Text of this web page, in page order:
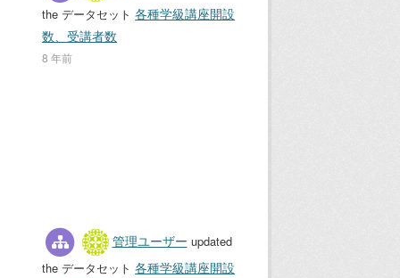
the データセット各種学級講座開設
数、受講者数
8 年前
管理ユーザー updated
the データセット各種学級講座開設